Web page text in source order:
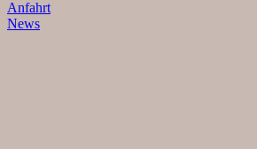
Anfahrt
News